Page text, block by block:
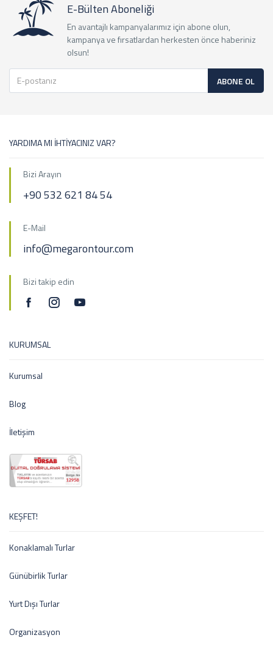
E-Bülten Aboneliği
En avantajlı kampanyalarımız için abone olun,
kampanya ve fırsatlardan herkesten önce haberiniz
olsun!
ABONE OL
YARDIMA MI İHTİYACINIZ VAR?
Bizi Arayın
+90 532 621 84 54
E-Mail
info@megarontour.com
Bizi takip edin
KURUMSAL
Kurumsal
Blog
İletişim
KEŞFET!
Konaklamalı Turlar
Günübirlik Turlar
Yurt Dışı Turlar
Organizasyon